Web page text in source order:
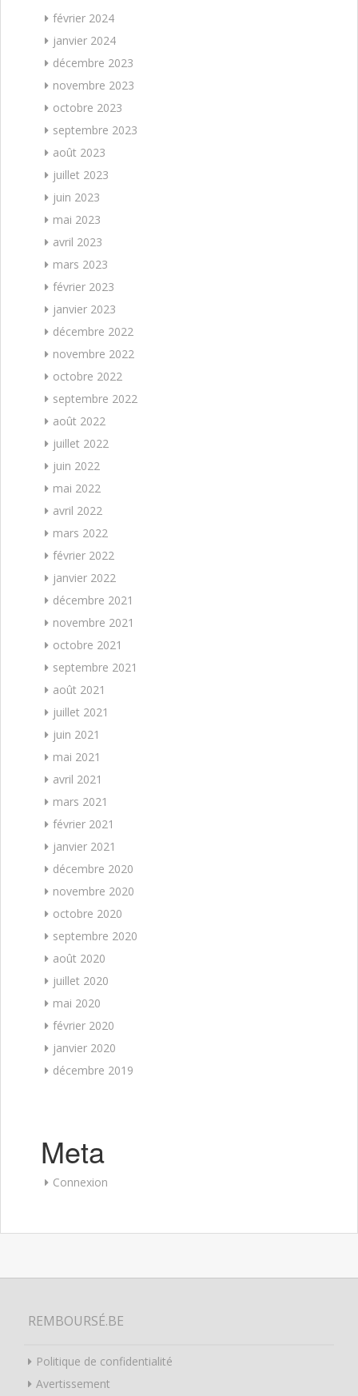
février 2024
janvier 2024
décembre 2023
novembre 2023
octobre 2023
septembre 2023
août 2023
juillet 2023
juin 2023
mai 2023
avril 2023
mars 2023
février 2023
janvier 2023
décembre 2022
novembre 2022
octobre 2022
septembre 2022
août 2022
juillet 2022
juin 2022
mai 2022
avril 2022
mars 2022
février 2022
janvier 2022
décembre 2021
novembre 2021
octobre 2021
septembre 2021
août 2021
juillet 2021
juin 2021
mai 2021
avril 2021
mars 2021
février 2021
janvier 2021
décembre 2020
novembre 2020
octobre 2020
septembre 2020
août 2020
juillet 2020
mai 2020
février 2020
janvier 2020
décembre 2019
Meta
Connexion
REMBOURSÉ.BE
Politique de confidentialité
Avertissement